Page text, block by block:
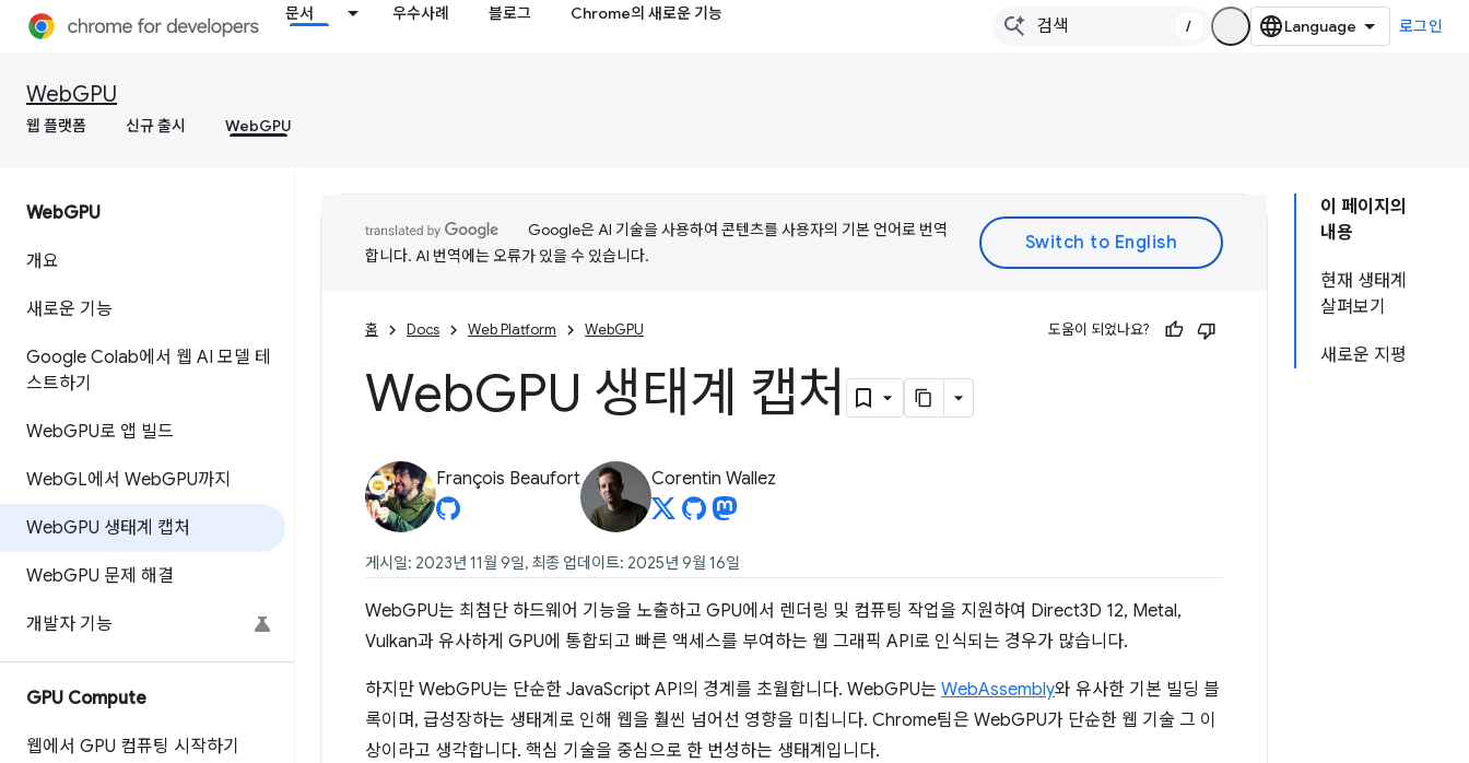
문서 우수사례 블로그 Chrome의 새로운 기능
/ 로그인
WebGPU
웹 플랫폼 신규 출시 WebGPU
WebGPU
개요
새로운 기능
Google Colab에서 웹 AI 모델 테
스트하기
WebGPU로 앱 빌드
WebGL에서 WebGPU까지
WebGPU 생태계 캡처
WebGPU 문제 해결
개발자 기능
GPU Compute
웹에서 GPU 컴퓨팅 시작하기
이 페이지의
내용
현재 생태계
살펴보기
새로운 지평
Google은 AI 기술을 사용하여 콘텐츠를 사용자의 기본 언어로 번역
합니다. AI 번역에는 오류가 있을 수 있습니다.
홈 Docs Web Platform WebGPU 도움이 되었나요?
WebGPU 생태계 캡처
François Beaufort Corentin Wallez
게시일: 2023년 11월 9일, 최종 업데이트: 2025년 9월 16일
WebGPU는 최첨단 하드웨어 기능을 노출하고 GPU에서 렌더링 및 컴퓨팅 작업을 지원하여 Direct3D 12, Metal,
Vulkan과 유사하게 GPU에 통합되고 빠른 액세스를 부여하는 웹 그래픽 API로 인식되는 경우가 많습니다.
하지만 WebGPU는 단순한 JavaScript API의 경계를 초월합니다. WebGPU는 WebAssembly와 유사한 기본 빌딩 블
록이며, 급성장하는 생태계로 인해 웹을 훨씬 넘어선 영향을 미칩니다. Chrome팀은 WebGPU가 단순한 웹 기술 그 이
상이라고 생각합니다. 핵심 기술을 중심으로 한 번성하는 생태계입니다.